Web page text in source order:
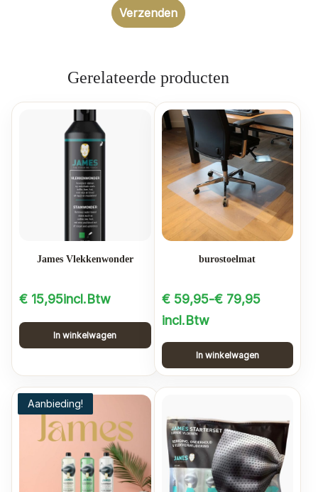
Gerelateerde producten
James Vlekkenwonder
€ 15,95incl.Btw
In winkelwagen
burostoelmat
€59,95-€79,95
Prijsklasse:
€ 59,95
tot
€ 79,95
incl.Btw
In winkelwagen
Dit
meerdere
variaties.
Deze
optie
Aanbieding!